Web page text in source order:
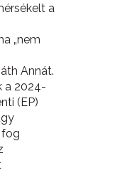
a
„nem
Annát.
a 2024-
(EP)
fog